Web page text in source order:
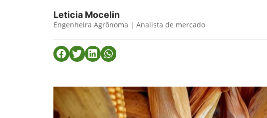
Leticia Mocelin
Engenheira Agrônoma | Analista de mercado